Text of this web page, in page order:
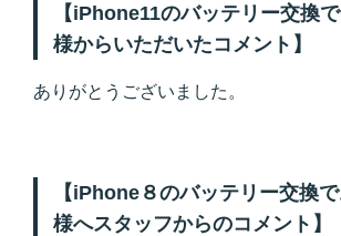
【iPhone11のバッテリー交換
様からいただいたコメント】
ありがとうございました。
【iPhone８のバッテリー交換
様へスタッフからのコメント】